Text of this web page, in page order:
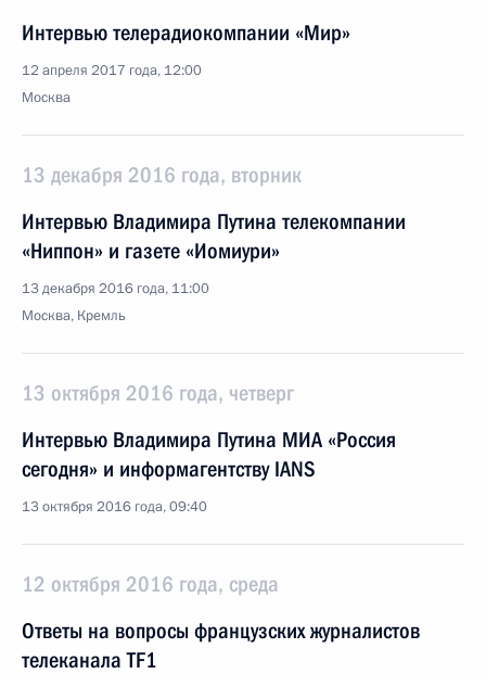
Интервью телерадиокомпании «Мир»
12 апреля 2017 года, 12:00
Москва
13 декабря 2016 года, вторник
Интервью Владимира Путина телекомпании
«Ниппон» и газете «Иомиури»
13 декабря 2016 года, 11:00
Москва, Кремль
13 октября 2016 года, четверг
Интервью Владимира Путина МИА «Россия
сегодня» и информагентству IANS
13 октября 2016 года, 09:40
12 октября 2016 года, среда
Ответы на вопросы французских журналистов
телеканала TF1